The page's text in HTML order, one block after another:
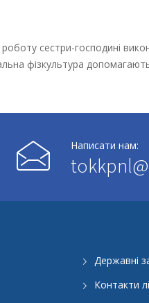
роботу сестри-господині
фізкультура
Написати нам:
Державні
Контакти